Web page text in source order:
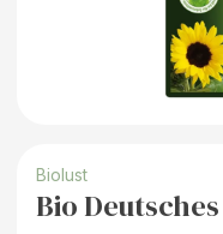
Biolust
Bio